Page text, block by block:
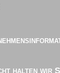
halten wir